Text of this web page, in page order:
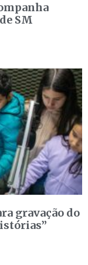
SM
gravação do